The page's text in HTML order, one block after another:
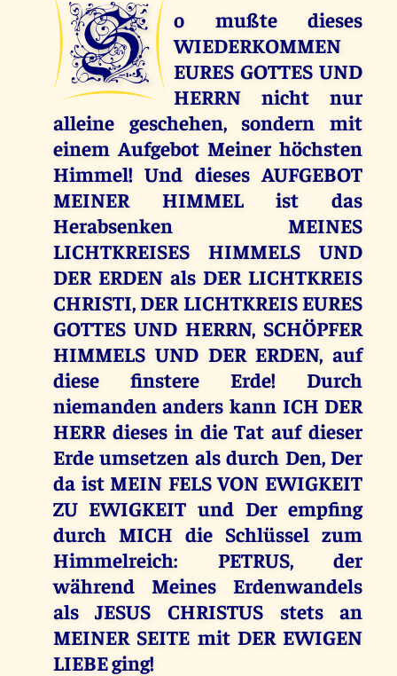
S
o mußte dieses
WIEDERKOMMEN
EURES GOTTES UND
HERRN nicht nur
alleine geschehen, sondern mit
einem Aufgebot Meiner höchsten
Himmel! Und dieses AUFGEBOT
MEINER HIMMEL ist das
Herabsenken MEINES
LICHTKREISES HIMMELS UND
DER ERDEN als DER LICHTKREIS
CHRISTI, DER LICHTKREIS EURES
GOTTES UND HERRN, SCHÖPFER
HIMMELS UND DER ERDEN, auf
diese finstere Erde! Durch
niemanden anders kann ICH DER
HERR dieses in die Tat auf dieser
Erde umsetzen als durch Den, Der
da ist MEIN FELS VON EWIGKEIT
ZU EWIGKEIT und Der empfing
durch MICH die Schlüssel zum
Himmelreich: PETRUS, der
während Meines Erdenwandels
als JESUS CHRISTUS stets an
MEINER SEITE mit DER EWIGEN
LIEBE ging!